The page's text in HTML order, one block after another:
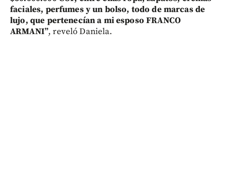
faciales, perfumes y un bolso, todo de marcas de
lujo, que pertenecían a mi esposo FRANCO
ARMANI”, reveló Daniela.